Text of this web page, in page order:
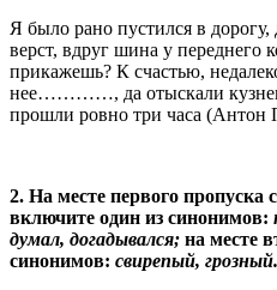
Я было рано пустился в дорогу,
верст, вдруг шина у переднего
прикажешь? К счастью,
нее…………, да отыскали
прошли ровно три часа (Антон
2. На месте первого пропуска
включите один из синонимов:
думал, догадывался; на месте
синонимов: свирепый, грозный.